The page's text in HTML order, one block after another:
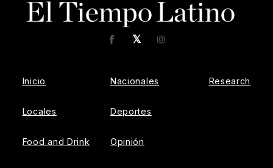
𝕏
FacebookInstagram
Inicio
Locales
Food and Drink
Nacionales
Deportes
Opinión
Research